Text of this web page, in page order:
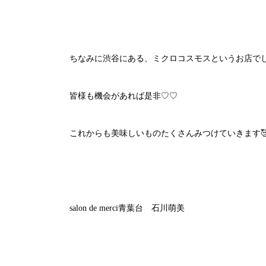
ちなみに渋谷にある、ミクロコスモスというお店で
皆様も機会があれば是非♡♡
これからも美味しいものたくさんみつけていきます
salon de merci青葉台 石川萌美